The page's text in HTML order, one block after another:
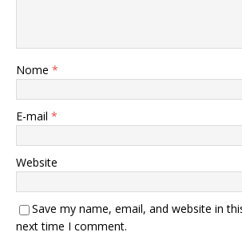
Nome *
E-mail *
Website
Save my name, email, and website in
next time I comment.